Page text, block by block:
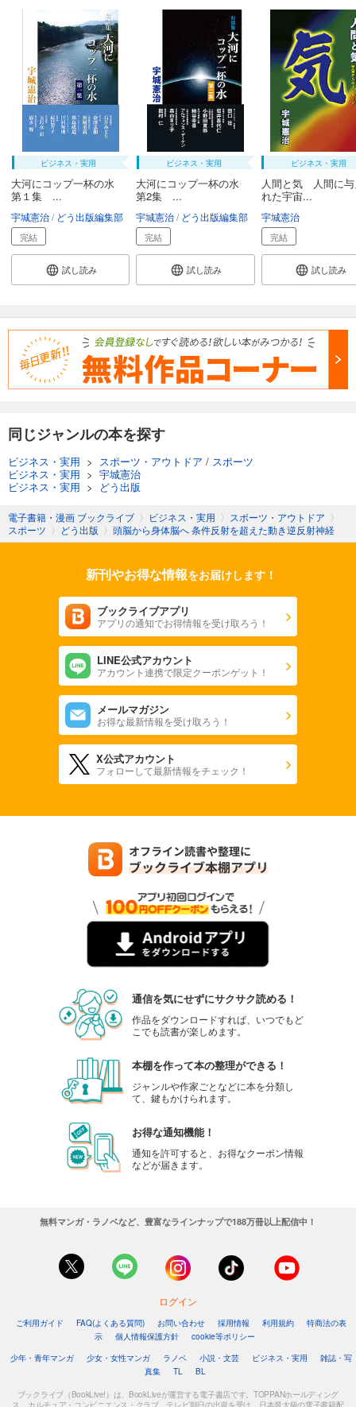
ビジネス・実用
大河にコップ一杯の水
第１集 ...
宇城憲治 どう出版編集部
完結
試し読み
ビジネス・実用
大河にコップ一杯の水
第2集 ...
宇城憲治 どう出版編集部
完結
試し読み
ビジネス・実用
人間と気 人間に与
れた宇宙...
宇城憲治
完結
試し読み
同じジャンルの本を探す
ビジネス・実用 > スポーツ・アウトドア / スポーツ
ビジネス・実用 > 宇城憲治
ビジネス・実用 > どう出版
電子書籍・漫画 ブックライブ 〉 ビジネス・実用 〉 スポーツ・アウトドア 〉
スポーツ 〉 どう出版 〉 頭脳から身体脳へ 条件反射を超えた動き逆反射神経
新刊やお得な情報をお届けします！
ブックライブアプリ
アプリの通知でお得情報を受け取ろう！
LINE公式アカウント
アカウント連携で限定クーポンゲット！
メールマガジン
お得な最新情報を受け取ろう！
X公式アカウント
フォローして最新情報をチェック！
通信を気にせずにサクサク読める！
作品をダウンロードすれば、いつでもど
こでも読書が楽しめます。
本棚を作って本の整理ができる！
ジャンルや作家ごとなどに本を分類し
て、鍵もかけられます。
お得な通知機能！
通知を許可すると、お得なクーポン情報
などが届きます。
無料マンガ・ラノベなど、豊富なラインナップで188万冊以上配信中！
ログイン
ご利用ガイド FAQ(よくある質問) お問い合わせ 採用情報 利用規約
特商法の表
示
個人情報保護方針
cookie等ポリシー
少年・青年マンガ
少女・女性マンガ ラノベ 小説・文芸 ビジネス・実用
雑誌・写
真集
TL BL
ブックライブ（BookLive!）は、BookLiveが運営する電子書店です。TOPPANホールディング